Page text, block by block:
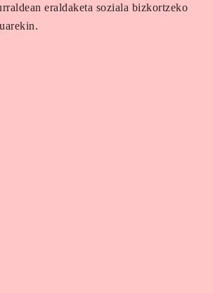
eraldaketa soziala bizkortzeko